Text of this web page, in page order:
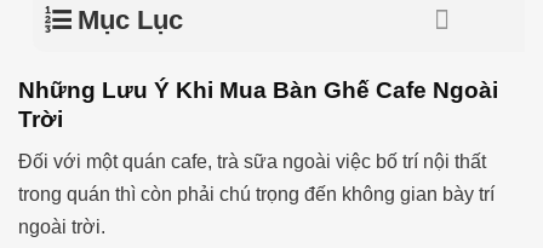
Mục Lục
Những Lưu Ý Khi Mua Bàn Ghế Cafe Ngoài
Trời
Đối với một quán cafe, trà sữa ngoài việc bố trí nội thất
trong quán thì còn phải chú trọng đến không gian bày trí
ngoài trời.